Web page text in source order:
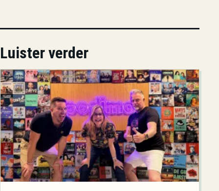
Luister verder